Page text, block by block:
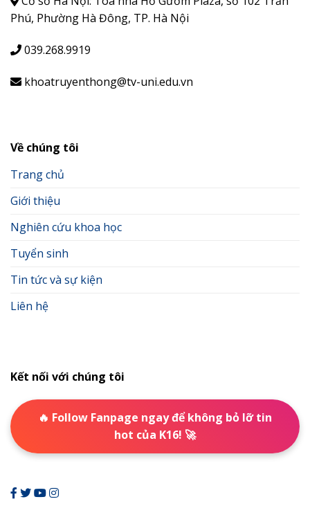
Phú, Phường Hà Đông, TP. Hà Nội
039.268.9919
khoatruyenthong@tv-uni.edu.vn
Về chúng tôi
Trang chủ
Giới thiệu
Nghiên cứu khoa học
Tuyển sinh
Tin tức và sự kiện
Liên hệ
Kết nối với chúng tôi
🔥 Follow Fanpage ngay để không bỏ lỡ tin
hot của K16! 🚀